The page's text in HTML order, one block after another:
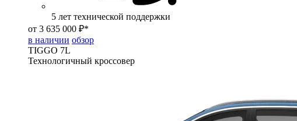
5 лет технической поддержки
от 3 635 000 ₽*
в наличии обзор
TIGGO 7L
Технологичный кроссовер